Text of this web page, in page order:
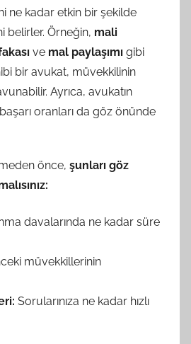
ne kadar etkin bir şekilde
belirler. Örneğin, mali
ve mal paylaşımı gibi
bir avukat, müvekkilinin
Ayrıca, avukatın
oranları da göz önünde
önce, şunları göz
davalarında ne kadar süre
müvekkillerinin
Sorularınıza ne kadar hızlı